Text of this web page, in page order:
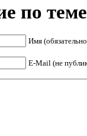
по
Имя
E-Mail (не